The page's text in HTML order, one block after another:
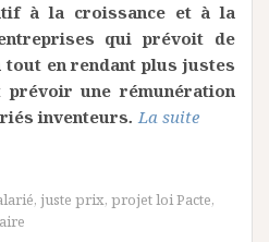
à la croissance et à la
qui prévoit de
en rendant plus justes
une rémunération
inventeurs.La suite
, juste prix, projet loi Pacte,